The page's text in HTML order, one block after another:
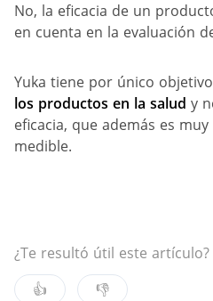
No, la eficacia de un
en cuenta en la evaluación
Yuka tiene por único
los productos en la salud y
eficacia, que además es
medible.
¿Te resultó útil este artículo?
👍
👎